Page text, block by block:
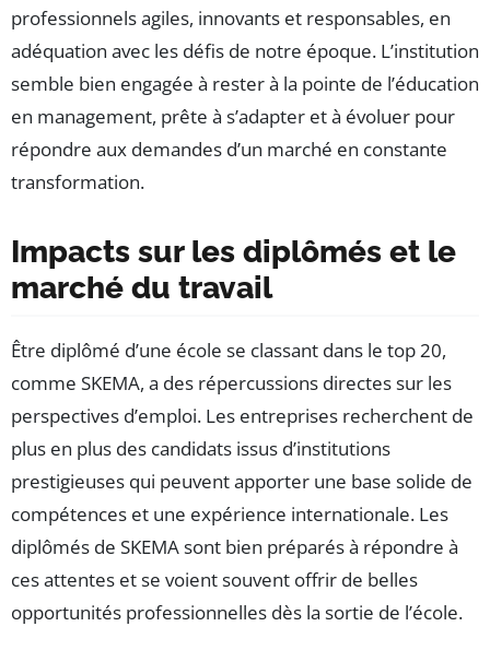
professionnels agiles, innovants et responsables, en
adéquation avec les défis de notre époque. L’institution
semble bien engagée à rester à la pointe de l’éducation
en management, prête à s’adapter et à évoluer pour
répondre aux demandes d’un marché en constante
transformation.
Impacts sur les diplômés et le
marché du travail
Être diplômé d’une école se classant dans le top 20,
comme SKEMA, a des répercussions directes sur les
perspectives d’emploi. Les entreprises recherchent de
plus en plus des candidats issus d’institutions
prestigieuses qui peuvent apporter une base solide de
compétences et une expérience internationale. Les
diplômés de SKEMA sont bien préparés à répondre à
ces attentes et se voient souvent offrir de belles
opportunités professionnelles dès la sortie de l’école.